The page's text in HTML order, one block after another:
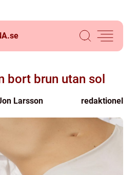
se
bort brun utan sol
Larsson redaktionel